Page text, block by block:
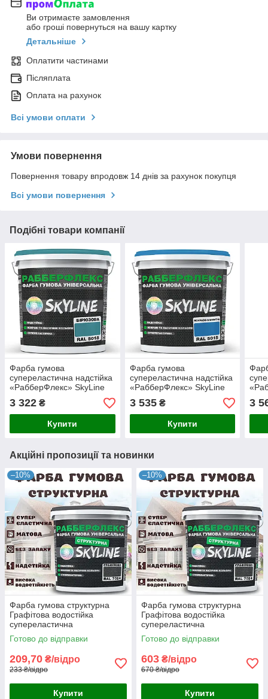
Ви отримаєте замовлення
або гроші повернуться на вашу картку
Детальніше
Оплатити частинами
Післяплата
Оплата на рахунок
Всі умови оплати
Умови повернення
Повернення товару впродовж 14 днів за рахунок покупця
Всі умови повернення
Подібні товари компанії
Фарба гумова
супереластична надстійка
«РабберФлекс» SkyLine
Бірюзова RAL 5018 18 кг
3 322 ₴
Купити
Фарба гумова
супереластична надстійка
«РабберФлекс» SkyLine
Яскраво-блакитний RAL
5015 18 кг
3 535₴
Купити
3
Акційні пропозиції та новинки
–10%
Фарба гумова структурна
Графітова водостійка
супереластична
універсальна емаль
«РабберФлекс» SkyLine для
зовнішніх робіт 1.4 кг
Готово до відправки
209,70 ₴/відро
233 ₴/відро
Купити
–10%
Фарба гумова структурна
Графітова водостійка
супереластична
універсальна емаль
«РабберФлекс» SkyLine для
зовнішніх робіт 4.2 кг
Готово до відправки
603 ₴/відро
670 ₴/відро
Купити